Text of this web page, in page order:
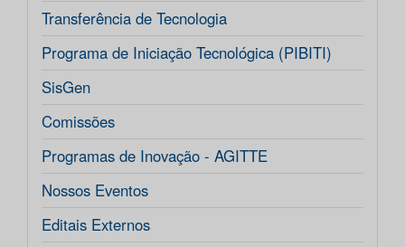
Transferência de Tecnologia
Programa de Iniciação Tecnológica (PIBITI)
SisGen
Comissões
Programas de Inovação - AGITTE
Nossos Eventos
Editais Externos